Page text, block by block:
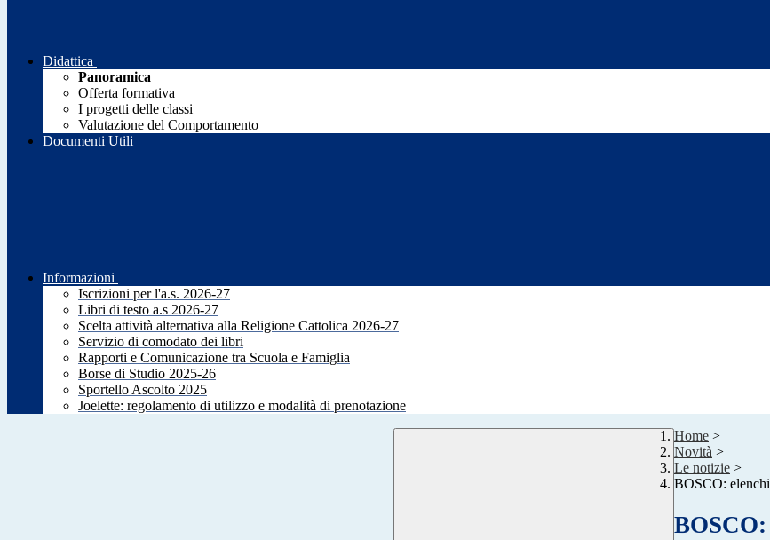
Didattica
Panoramica
Offerta formativa
I progetti delle classi
Valutazione del Comportamento
Documenti Utili
Informazioni
Iscrizioni per l'a.s. 2026-27
Libri di testo a.s 2026-27
Scelta attività alternativa alla Religione Cattolica 2026-27
Servizio di comodato dei libri
Rapporti e Comunicazione tra Scuola e Famiglia
Borse di Studio 2025-26
Sportello Ascolto 2025
Joelette: regolamento di utilizzo e modalità di prenotazione
Home >
Novità >
Le notizie >
BOSCO: